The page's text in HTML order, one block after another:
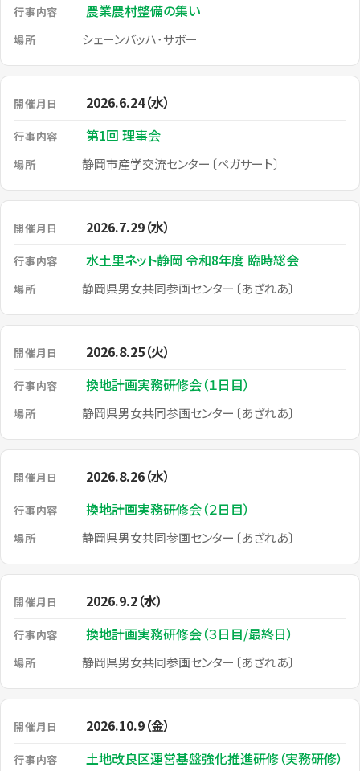
農業農村整備の集い
シェーンバッハ･サボー
2026.6.24（水）
第1回 理事会
静岡市産学交流センター〔ペガサート〕
2026.7.29（水）
水土里ネット静岡 令和8年度 臨時総会
静岡県男女共同参画センター〔あざれあ〕
2026.8.25（火）
換地計画実務研修会（１日目）
静岡県男女共同参画センター〔あざれあ〕
2026.8.26（水）
換地計画実務研修会（２日目）
静岡県男女共同参画センター〔あざれあ〕
2026.9.2（水）
換地計画実務研修会（３日目/最終日）
静岡県男女共同参画センター〔あざれあ〕
2026.10.9（金）
土地改良区運営基盤強化推進研修（実務研修）